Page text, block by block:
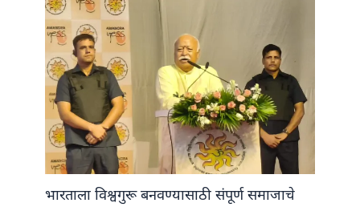
भारताला विश्वगुरू बनवण्यासाठी संपूर्ण समाजाचे